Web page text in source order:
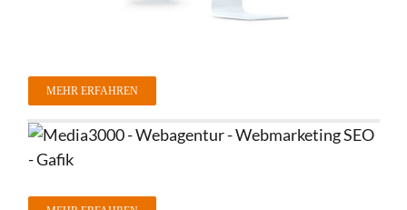
MEHR ERFAHREN